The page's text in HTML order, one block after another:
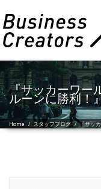
『サッカーワ
ルーンに勝利！
Home / スタッフブログ /『サッ